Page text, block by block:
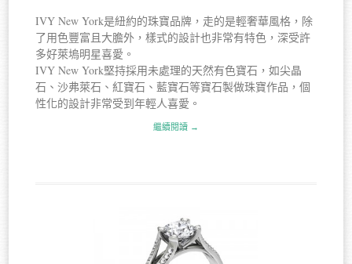
IVY New York是紐約的珠寶品牌，走的是輕奢華風格，除
了用色豐富且大膽外，樣式的設計也非常有特色，深受許
多好萊塢明星喜愛。
IVY New York堅持採用未處理的天然有色寶石，如尖晶
石、沙弗萊石、紅寶石、藍寶石等寶石製做珠寶作品，個
性化的設計非常受到年輕人喜愛。
繼續閱讀 →